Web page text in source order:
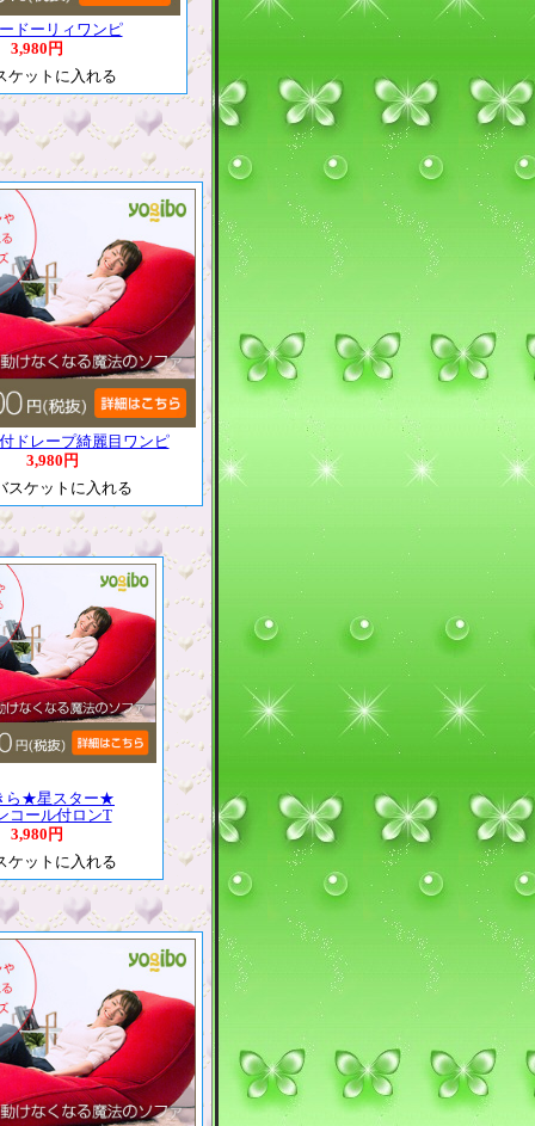
ドーリィワンピ
3,980円
ドレープ綺麗目ワンピ
3,980円
ら★星スター★
コール付ロンT
3,980円